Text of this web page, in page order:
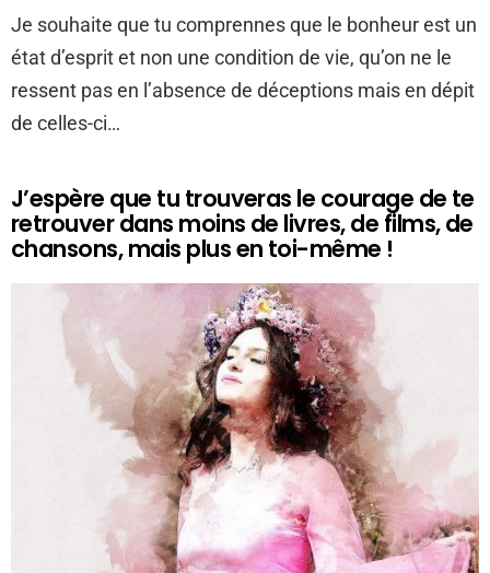
Je souhaite que tu comprennes que le bonheur est un
état d’esprit et non une condition de vie, qu’on ne le
ressent pas en l’absence de déceptions mais en dépit
de celles-ci…
J’espère que tu trouveras le courage de te
retrouver dans moins de livres, de films, de
chansons, mais plus en toi-même !